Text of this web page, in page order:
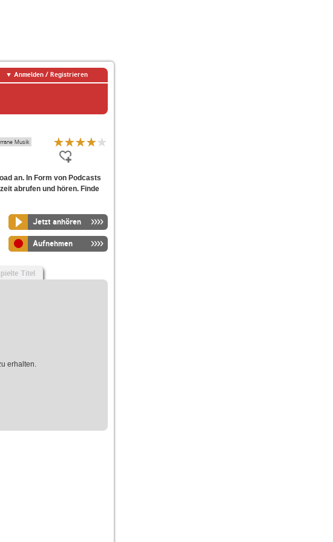
Anmelden / Registrieren
Musik
an. In Form von Podcasts
abrufen und hören. Finde
Jetzt anhören
Aufnehmen
Titel
erhalten.